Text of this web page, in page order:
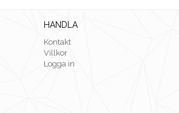
HANDLA
Kontakt
Villkor
Logga in